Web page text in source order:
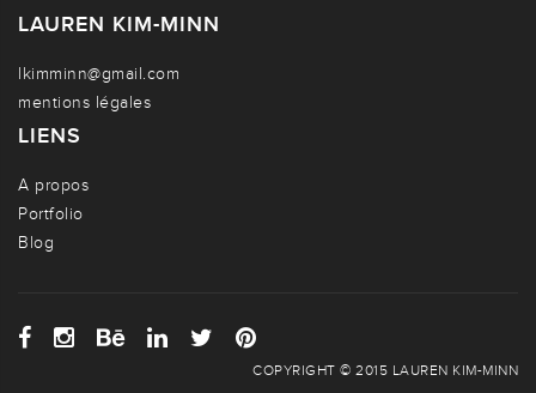
LAUREN KIM-MINN
lkimminn@gmail.com
mentions légales
LIENS
A propos
Portfolio
Blog
COPYRIGHT © 2015 LAUREN KIM-MINN